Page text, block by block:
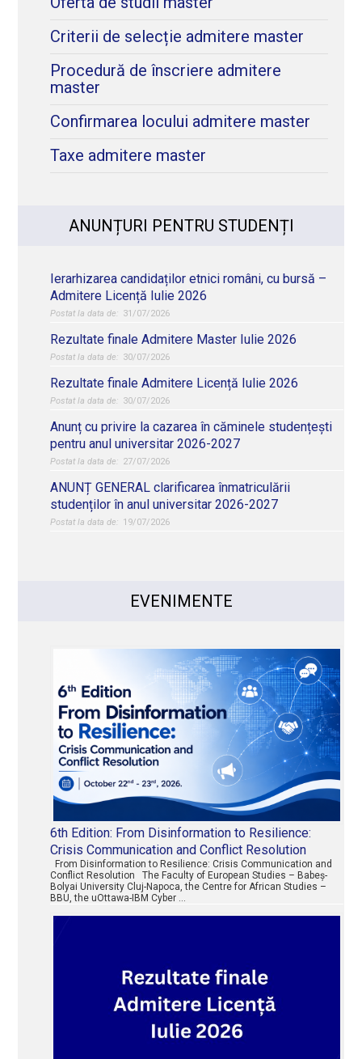
Criterii de selecție admitere master
Procedură de înscriere admitere
master
Confirmarea locului admitere master
Taxe admitere master
ANUNȚURI PENTRU STUDENȚI
Ierarhizarea candidaților etnici români, cu bursă –
Admitere Licență Iulie 2026
31/07/2026
Rezultate finale Admitere Master Iulie 2026
30/07/2026
Rezultate finale Admitere Licență Iulie 2026
30/07/2026
Anunț cu privire la cazarea în căminele studențești
pentru anul universitar 2026-2027
27/07/2026
ANUNȚ GENERAL clarificarea înmatriculării
studenților în anul universitar 2026-2027
19/07/2026
EVENIMENTE
6th Edition: From Disinformation to Resilience:
Crisis Communication and Conflict Resolution
From Disinformation to Resilience: Crisis Communication and
Conflict Resolution The Faculty of European Studies – Babeș-
Bolyai University Cluj-Napoca, the Centre for African Studies –
BBU, the uOttawa-IBM Cyber …